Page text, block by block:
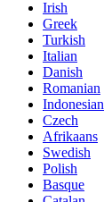
Irish
Greek
Turkish
Italian
Danish
Romanian
Indonesian
Czech
Afrikaans
Swedish
Polish
Basque